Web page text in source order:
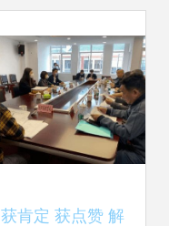
获肯定 获点赞 解